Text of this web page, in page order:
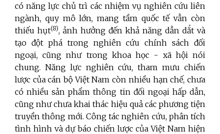
có năng lực chủ trì các nhiệm vụ nghiên cứu liên
ngành, quy mô lớn, mang tầm quốc tế vẫn còn
thiếu hụt(8), ảnh hưởng đến khả năng dẫn dắt và
tạo đột phá trong nghiên cứu chính sách đối
ngoại, cũng như trong khoa học - xã hội nói
chung. Năng lực nghiên cứu, tham mưu chiến
lược của cán bộ Việt Nam còn nhiều hạn chế, chưa
có nhiều sản phẩm thông tin đối ngoại hấp dẫn,
cũng như chưa khai thác hiệu quả các phương tiện
truyền thông mới. Công tác nghiên cứu, phân tích
tình hình và dự báo chiến lược của Việt Nam hiện